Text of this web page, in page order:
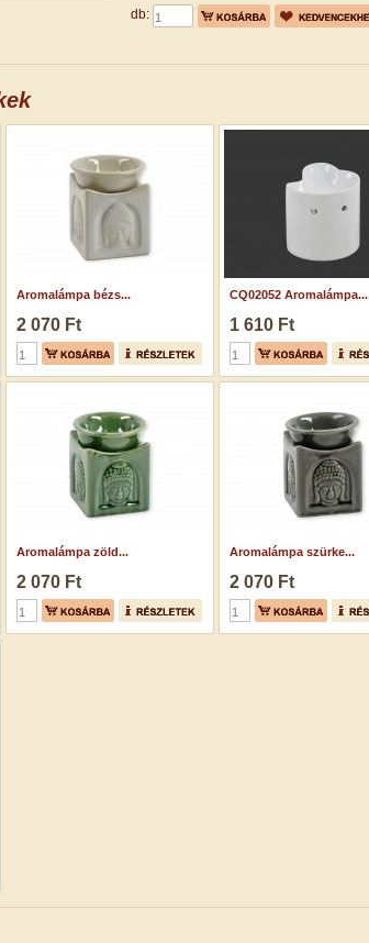
db:
Aromalámpa bézs...
2 070 Ft
CQ02052 Aromalámpa...
1 610 Ft
Aromalámpa zöld...
2 070 Ft
Aromalámpa szürke...
2 070 Ft